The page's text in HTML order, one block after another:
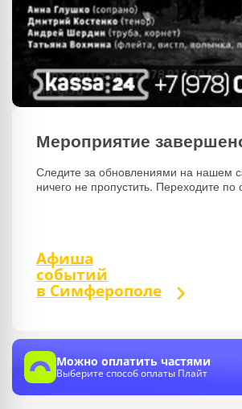
Мероприятие
Следите за обновлениями на нашем
ничего не пропустить. Переходите по
Афиша
событий
в Симферополе
Можно оплатить частями
Выберите способ оплаты Плайт